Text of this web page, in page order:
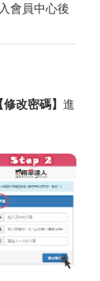
會員中心後
修改密碼】 進